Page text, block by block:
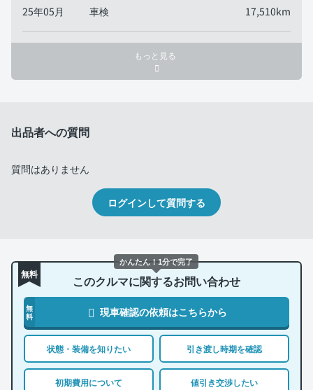
25年05月 車検 17,510km
もっと見る
出品者への質問
質問はありません
ログインして質問する
無料 このクルマに関するお問い合わせ
無
料
現車確認の依頼はこちらから
状態・装備を知りたい 引き渡し時期を確認
初期費用について 値引き交渉したい
かんたん！1分で完了